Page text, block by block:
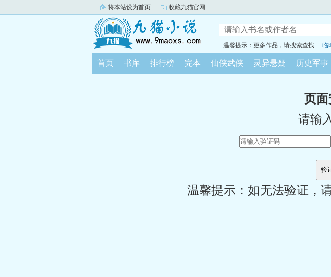
将本站设为首页 收藏九猫官网
温馨提示：更多作品，请搜索查找 临
首页 书库 排行榜 完本 仙侠武侠 灵异悬疑 历史军事
页
请输
温馨提示：如无法验证，